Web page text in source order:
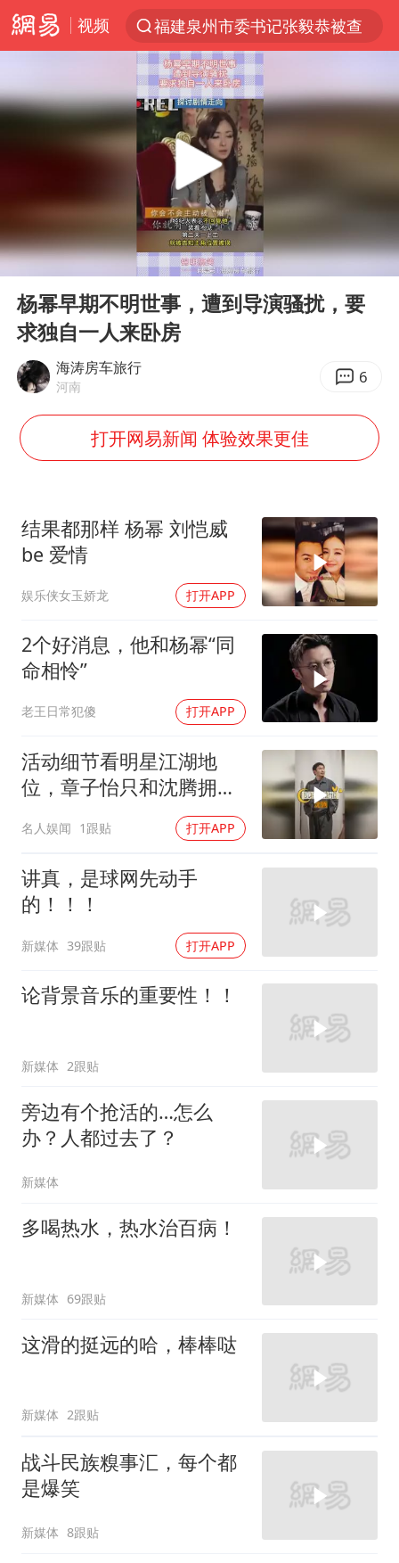
视频
福建泉州市委书记张毅恭被查
全球首个长时储能一体化产业园量产
“秋天的第一杯奶茶”6岁了
38岁演员求职万岁山NPC成功
国乒男单横滨冠军赛全军覆没
胡彦斌获《歌手2026》歌王
中巨芯：上半年归母净利润1405.77万元
美股存储板块集体大跌
东航：国内客票提前14天免费退改
夯实基础开新局
Play
00:00 00:11
杨幂早期不明世事，遭到导演骚扰，要
求独自一人来卧房
海涛房车旅行
河南 6
打开网易新闻 体验效果更佳
结果都那样 杨幂 刘恺威
be 爱情
娱乐侠女玉娇龙 打开APP
2个好消息，他和杨幂“同
命相怜”
老王日常犯傻 打开APP
活动细节看明星江湖地
位，章子怡只和沈腾拥
抱，杨幂一把甩开杨紫
名人娱闻 1跟贴 打开APP
讲真，是球网先动手
的！！！
新媒体 39跟贴 打开APP
论背景音乐的重要性！！
新媒体 2跟贴
旁边有个抢活的…怎么
办？人都过去了？
新媒体
多喝热水，热水治百病！
新媒体 69跟贴
这滑的挺远的哈，棒棒哒
新媒体 2跟贴
战斗民族糗事汇，每个都
是爆笑
新媒体 8跟贴